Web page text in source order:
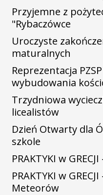
Przyjemne z
"Rybaczówce
Uroczyste
maturalnych
Reprezentacja
wybudowania
Trzydniowa
licealistów
Dzień Otwarty dla
szkole
PRAKTYKI w
PRAKTYKI w
Meteorów